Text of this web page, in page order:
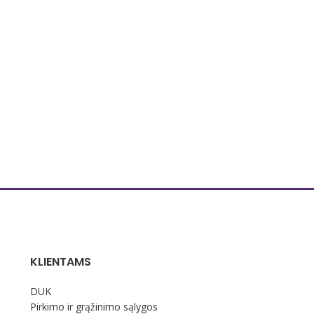
skersvėjų. Kad kvapas būtų intensyvesnis
KLIENTAMS
DUK
Pirkimo ir grąžinimo sąlygos